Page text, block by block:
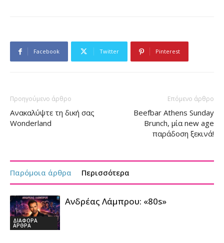
Facebook Twitter Pinterest
Προηγούμενο άρθρο
Ανακαλύψτε τη δική σας
Wonderland
Επόμενο άρθρο
Beefbar Athens Sunday
Brunch, μία new age
παράδοση ξεκινά!
Παρόμοια άρθρα Περισσότερα
ΔΙΑΦΟΡΑ
ΑΡΘΡΑ
Ανδρέας Λάμπρου: «80s»